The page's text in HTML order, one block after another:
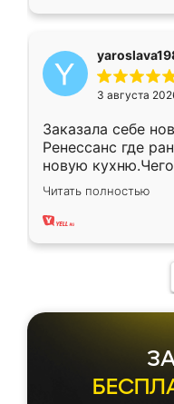
3 августа
Заказала себе
Ренессанс где
новую
вполне
два года,
Читать полностью